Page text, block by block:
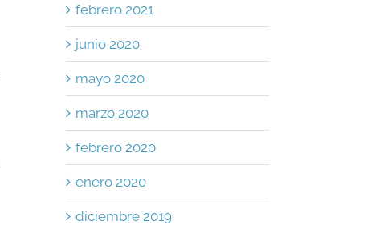
febrero 2021
junio 2020
mayo 2020
marzo 2020
febrero 2020
enero 2020
diciembre 2019